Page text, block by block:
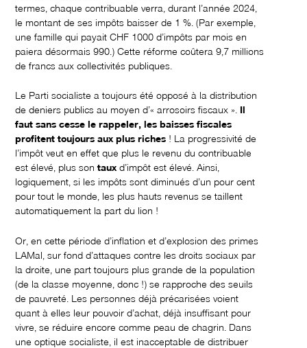
termes, chaque contribuable verra, durant l’année 2024,
le montant de ses impôts baisser de 1 %. (Par exemple,
une famille qui payait CHF 1000 d’impôts par mois en
paiera désormais 990.) Cette réforme coûtera 9,7 millions
de francs aux collectivités publiques.
Le Parti socialiste a toujours été opposé à la distribution
de deniers publics au moyen d’« arrosoirs fiscaux ». Il
faut sans cesse le rappeler, les baisses fiscales
profitent toujours aux plus riches ! La progressivité de
l’impôt veut en effet que plus le revenu du contribuable
est élevé, plus sontaux d’impôt est élevé. Ainsi,
logiquement, si les impôts sont diminués d’un pour cent
pour tout le monde, les plus hauts revenus se taillent
automatiquement la part du lion !
Or, en cette période d’inflation et d’explosion des primes
LAMal, sur fond d’attaques contre les droits sociaux par
la droite, une part toujours plus grande de la population
(de la classe moyenne, donc !) se rapproche des seuils
de pauvreté. Les personnes déjà précarisées voient
quant à elles leur pouvoir d’achat, déjà insuffisant pour
vivre, se réduire encore comme peau de chagrin. Dans
une optique socialiste, il est inacceptable de distribuer